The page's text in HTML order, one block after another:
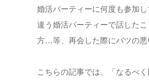
婚活パーティーに何度も参加
違う婚活パーティーで話した
方…等、再会した際にバツの悪
こちらの記事では、「なるべ